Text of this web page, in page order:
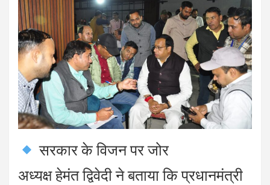
सरकार के विजन पर जोर
अध्यक्ष हेमंत द्विवेदी ने बताया कि प्रधानमंत्री